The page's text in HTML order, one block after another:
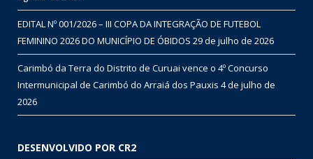
EDITAL Nº 001/2026 – III COPA DA INTEGRAÇÃO DE FUTEBOL
FEMININO 2026 DO MUNICÍPIO DE ÓBIDOS 29 de julho de 2026
Carimbó da Terra do Distrito de Curuai vence o 4º Concurso
Intermunicipal de Carimbó do Arraiá dos Pauxis 4 de julho de
2026
DESENVOLVIDO POR CR2